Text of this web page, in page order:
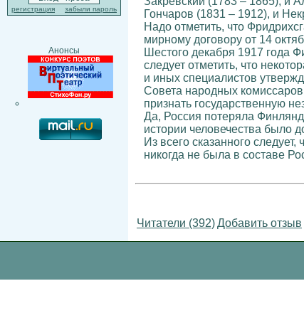
регистрация забыли пароль
Анонсы
Гончаров (1831 – 1912), и
Надо отметить, что
мирному договору от 14
Шестого декабря 1917 года
следует отметить, что
и иных специалистов
Совета народных
признать государственную
Да, Россия потеряла
истории человечества было
Из всего сказанного
никогда не была в составе
Читатели (392)Добавить отзыв